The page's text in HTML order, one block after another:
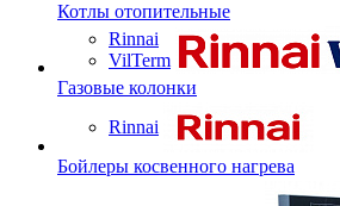
Котлы отопительные
Rinnai
VilTerm
Газовые колонки
Rinnai
Бойлеры косвенного нагрева